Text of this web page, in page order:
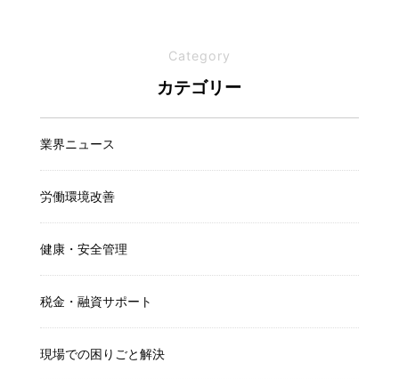
Category
カテゴリー
業界ニュース
労働環境改善
健康・安全管理
税金・融資サポート
現場での困りごと解決